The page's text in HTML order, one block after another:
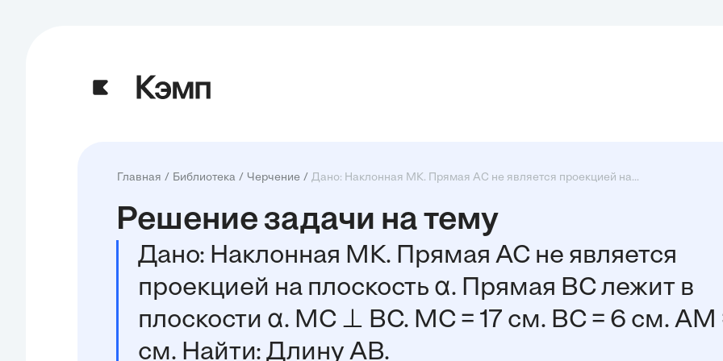
Главная Библиотека Черчение Дано: Наклонная MK. Прямая AC не является проекцией на...
Решение задачи на тему
Дано: Наклонная MK. Прямая AC не является
проекцией на плоскость α. Прямая BC лежит в
плоскости α. MC ⊥ BC. MC = 17 см. BC = 6 см. AM
см. Найти: Длину AB.